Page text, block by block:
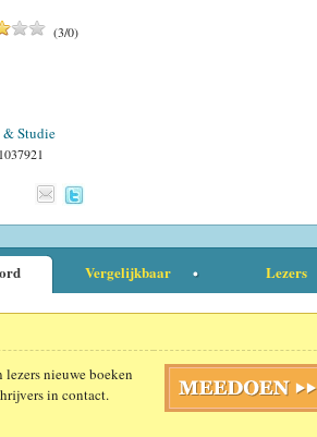
(3/0)
& Studie
Vergelijkbaar Lezers
nieuwe boeken
in contact.